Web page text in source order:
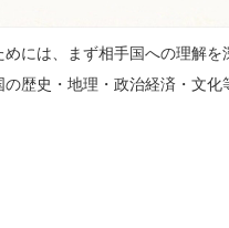
めには、まず相手国への理解
歴史・地理・政治経済・文